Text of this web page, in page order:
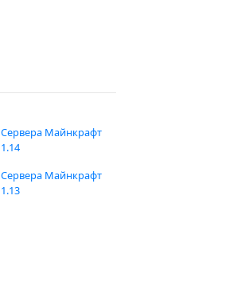
Сервера Майнкрафт
1.14
Сервера Майнкрафт
1.13